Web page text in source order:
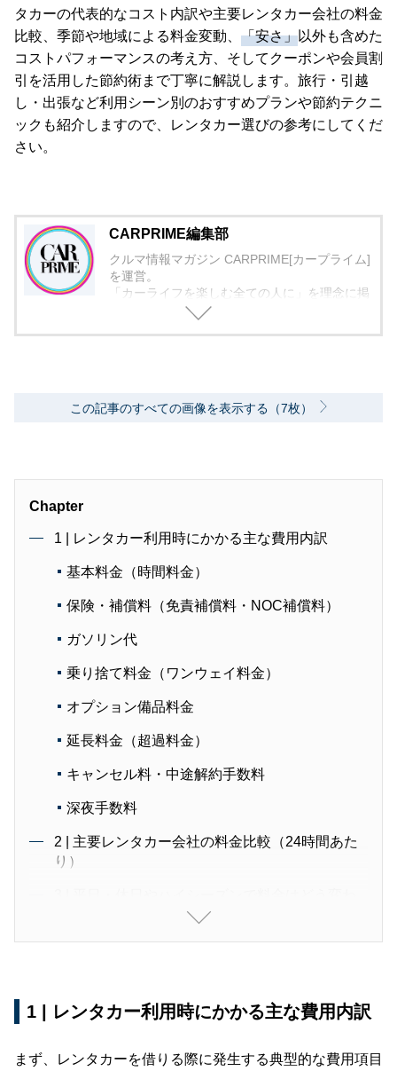
タカーの代表的なコスト内訳や主要レンタカー会社の料金
比較、季節や地域による料金変動、 「安さ」以外も含めた
コストパフォーマンスの考え方、そしてクーポンや会員割
引を活用した節約術まで丁寧に解説します。旅行・引越
し・出張など利用シーン別のおすすめプランや節約テクニ
ックも紹介しますので、レンタカー選びの参考にしてくだ
さい。
CARPRIME編集部
クルマ情報マガジン CARPRIME[カープライム]
を運営。
「カーライフを楽しむ全ての人に」を理念に掲
げ、編集に取り組んでいます。
この記事のすべての画像を表示する（7枚）
Chapter
1 | レンタカー利用時にかかる主な費用内訳
基本料金（時間料金）
保険・補償料（免責補償料・NOC補償料）
ガソリン代
乗り捨て料金（ワンウェイ料金）
オプション備品料金
延長料金（超過料金）
キャンセル料・中途解約手数料
深夜手数料
2 | 主要レンタカー会社の料金比較（24時間あた
り）
地域・店舗による違い
4 | 安さだけじゃない！安心・利便性も含めたコ
ストパフォーマンス
1 | レンタカー利用時にかかる主な費用内訳
まず、レンタカーを借りる際に発生する典型的な費用項目